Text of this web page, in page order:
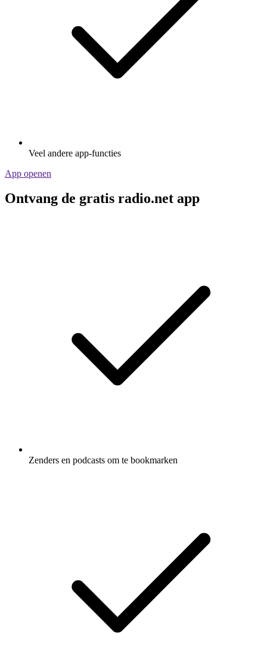
Veel andere app-functies
App openen
Ontvang de gratis radio.net app
Zenders en podcasts om te bookmarken